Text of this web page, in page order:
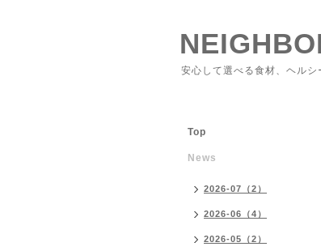
安心して選べる食材、ヘル
Top
News
2026-07（2）
2026-06（4）
2026-05（2）